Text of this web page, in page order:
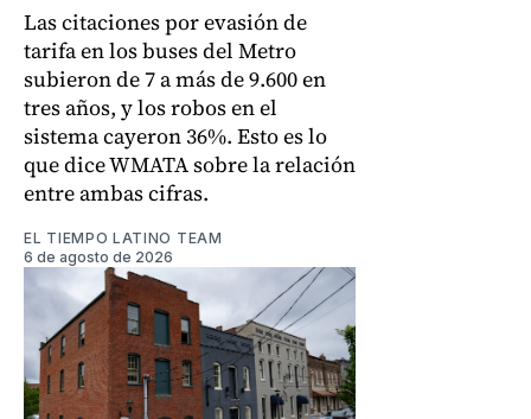
Las citaciones por evasión de
tarifa en los buses del Metro
subieron de 7 a más de 9.600 en
tres años, y los robos en el
sistema cayeron 36%. Esto es lo
que dice WMATA sobre la relación
entre ambas cifras.
EL TIEMPO LATINO TEAM
6 de agosto de 2026